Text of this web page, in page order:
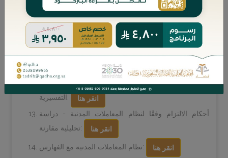
نظرية سياسات التبصير والتوجيه السلوكي، اتجاه حديث
انقر هنا
ضوابط يُعرف بها المكلف بالإثبات:
انقر هنا
نظام الانضباط الوظيفي ولائحته التنفيذية مع الفهارس،
ملحقاً به الساري من مواد نظام تأديب الموظفين ومذكرته
التفسيرية:
انقر هنا
أحكام الالتزام وفقًا لنظام المعاملات المدنية - دراسة
تحليلية مقارنة:
انقر هنا
نظام المعاملات المدنية مع الفهارس:
انقر هنا